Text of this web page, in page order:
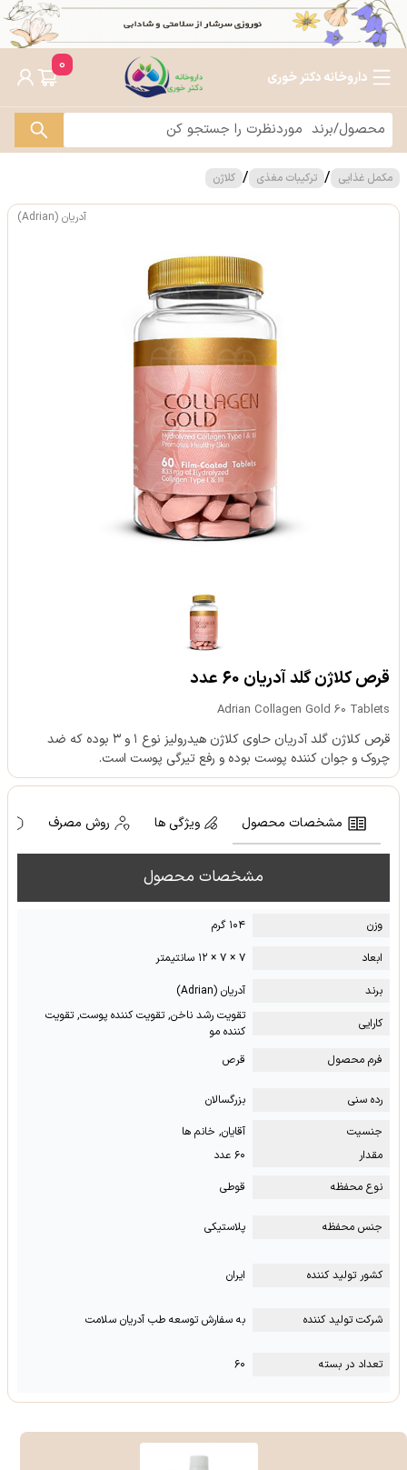
داروخانه دکتر خوری
0
مکمل غذایی / ترکیبات مغذی / کلاژن
آدریان (Adrian)
قرص کلاژن گلد آدریان 60 عدد
Adrian Collagen Gold 60 Tablets
قرص کلاژن گلد آدریان حاوی کلاژن هیدرولیز نوع ۱ و ۳ بوده که ضد
چروک و جوان کننده پوست بوده و رفع تیرگی پوست است.
مشخصات محصول ویژگی ها روش مصرف
مشخصات محصول
وزن
۱۰۴ گرم
ابعاد
۷ × ۷ × ۱۲ سانتیمتر
برند
آدریان (Adrian)
کارایی
تقویت رشد ناخن, تقویت کننده پوست, تقویت
کننده مو
فرم محصول
قرص
رده سنی
بزرگسالان
جنسیت
آقایان, خانم ها
مقدار
۶۰ عدد
نوع محفظه
قوطی
جنس محفظه پلاستیکی
کشور تولید کننده ایران
شرکت تولید کننده به سفارش توسعه طب آدریان سلامت
تعداد در بسته ۶۰